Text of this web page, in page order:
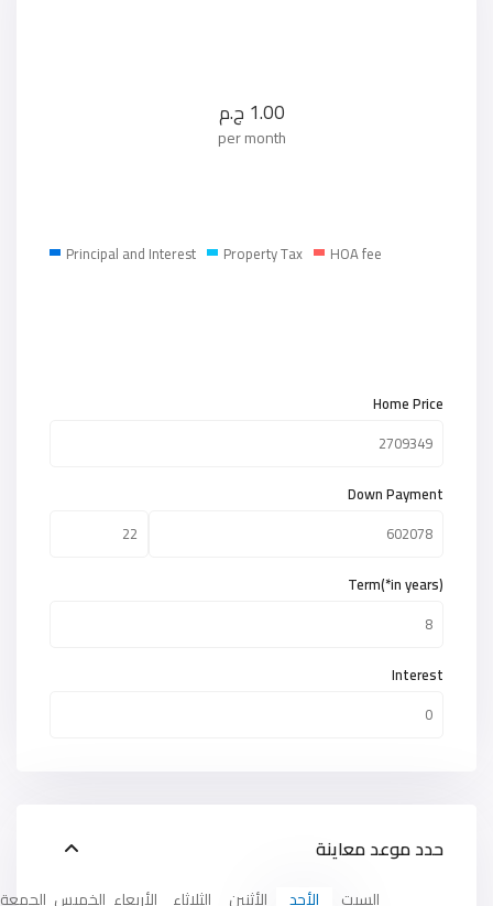
1.00 ج.م
per month
Principal and Interest Property Tax HOA fee
Home Price
Down Payment
Term(*in years)
Interest
حدد موعد معاينة
السبت الأحد الأثنين الثلاثاء الأربعاء الخميس الجمعة